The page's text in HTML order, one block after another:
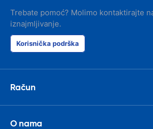
Trebate pomoć? Molimo kontaktirajte
iznajmljivanje.
Korisnička podrška
Račun
O nama